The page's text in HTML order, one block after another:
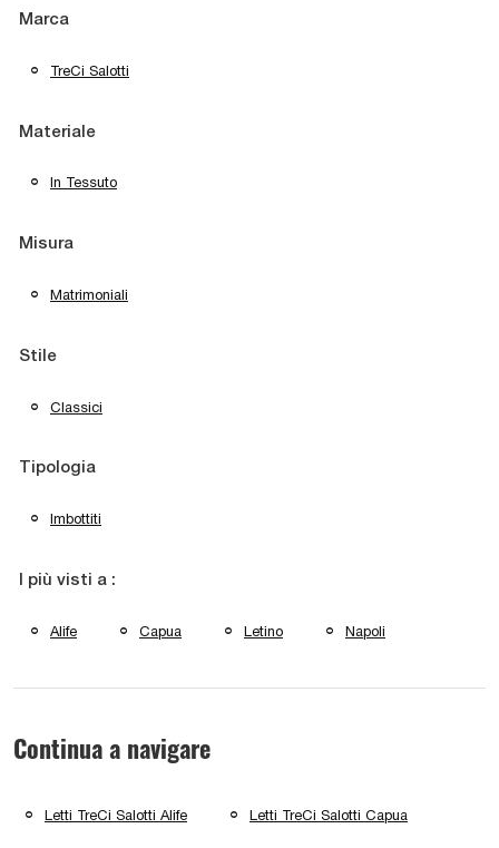
Marca
TreCi Salotti
Materiale
In Tessuto
Misura
Matrimoniali
Stile
Classici
Tipologia
Imbottiti
I più visti a :
Alife Capua Letino Napoli
Continua a navigare
Letti TreCi Salotti Alife Letti TreCi Salotti Capua